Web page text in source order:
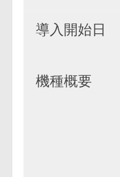
導入開始日
機種概要